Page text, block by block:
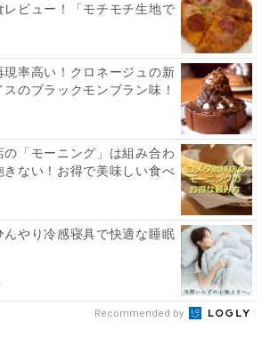
レビュー！「モチモチ生地で
現率高い！クロネージュの新
のブラックモンブラン味！
の「モーニング」は組み合わ
きない！お得で美味しい食べ
んやり冷感寝具で快適な睡眠
Recommended by